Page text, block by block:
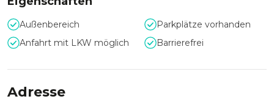
Außenbereich
Parkplätze vorhanden
Anfahrt mit LKW möglich
Barrierefrei
Adresse